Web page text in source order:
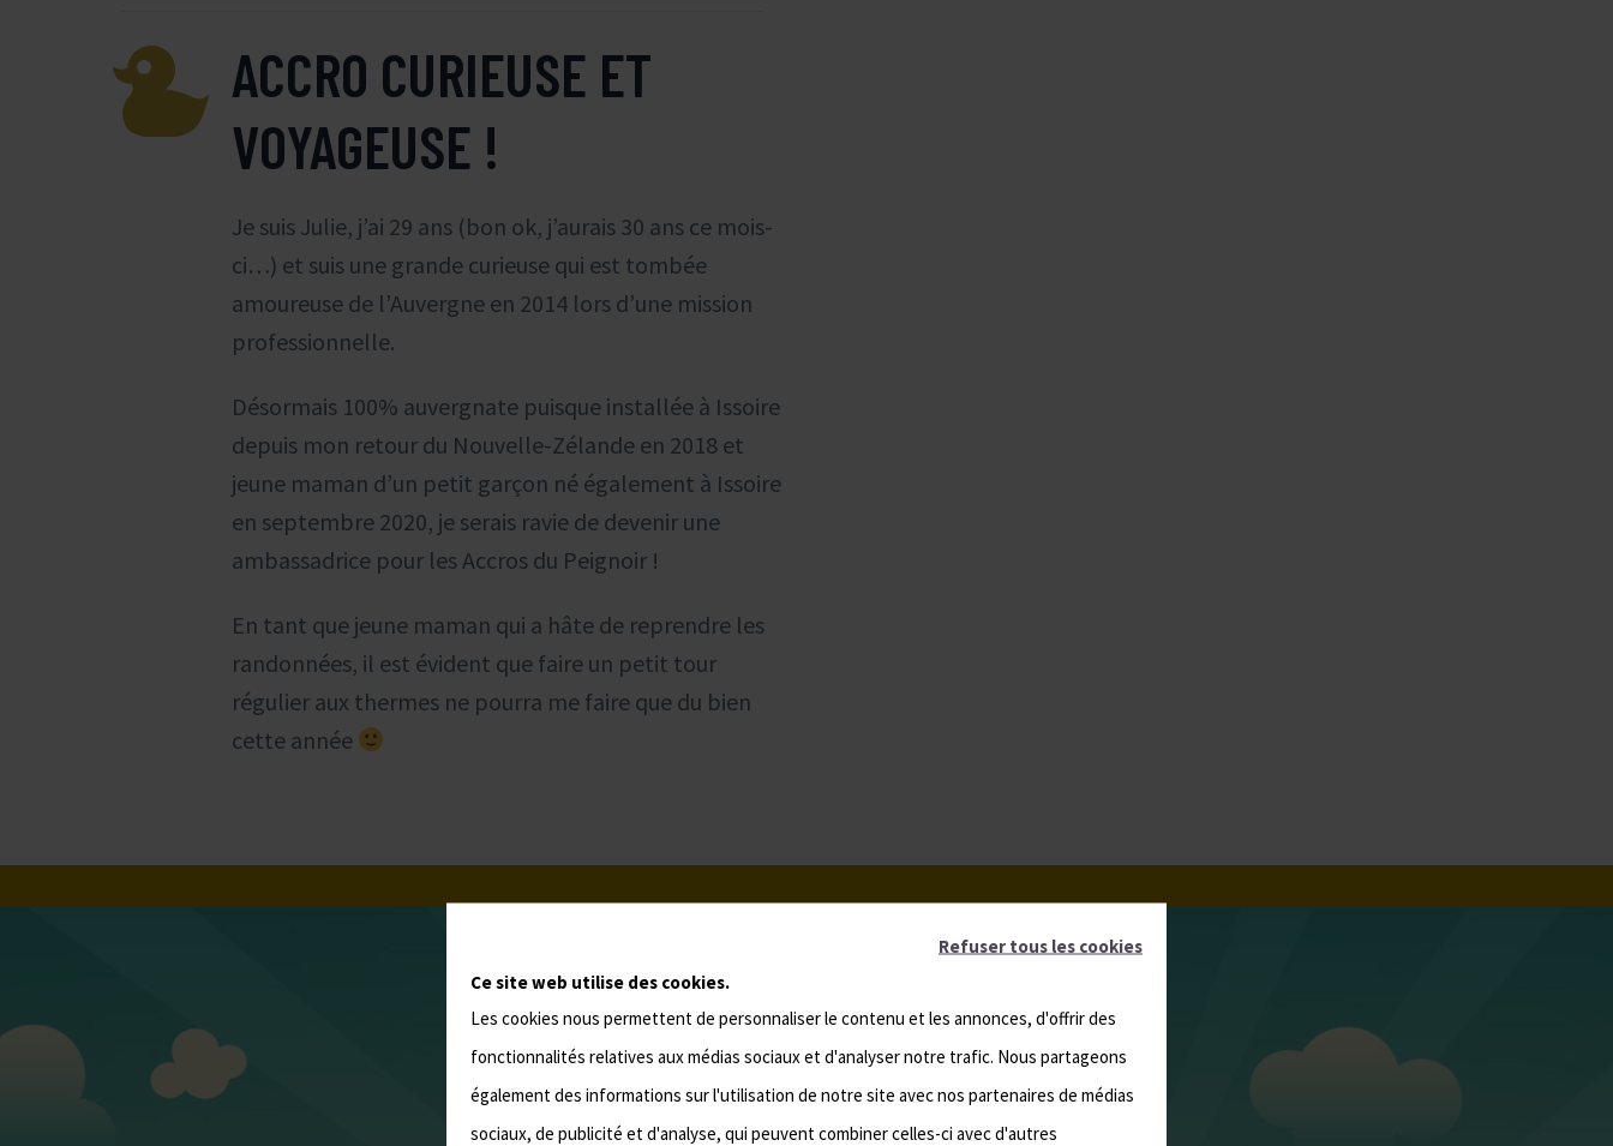
Refuser tous les cookies
Ce site web utilise des cookies.
Les cookies nous permettent de personnaliser le contenu et les annonces, d'offrir des
fonctionnalités relatives aux médias sociaux et d'analyser notre trafic. Nous partageons
également des informations sur l'utilisation de notre site avec nos partenaires de médias
sociaux, de publicité et d'analyse, qui peuvent combiner celles-ci avec d'autres

 ACCRO CURIEUSE ET
VOYAGEUSE !
Je suis Julie, j’ai 29 ans (bon ok, j’aurais 30 ans ce mois-
ci…) et suis une grande curieuse qui est tombée
amoureuse de l’Auvergne en 2014 lors d’une mission
professionnelle.
Désormais 100% auvergnate puisque installée à Issoire
depuis mon retour du Nouvelle-Zélande en 2018 et
jeune maman d’un petit garçon né également à Issoire
en septembre 2020, je serais ravie de devenir une
ambassadrice pour les Accros du Peignoir !
En tant que jeune maman qui a hâte de reprendre les
randonnées, il est évident que faire un petit tour
régulier aux thermes ne pourra me faire que du bien
cette année